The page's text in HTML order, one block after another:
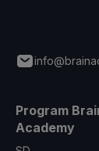
Program
Academy